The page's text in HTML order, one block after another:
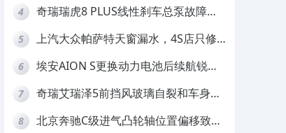
4
奇瑞瑞虎8 PLUS线性刹车总泵故障，
5
上汽大众帕萨特天窗漏水，4S店只修
6
埃安AION S更换动力电池后续航锐
7
奇瑞艾瑞泽5前挡风玻璃自裂和车身多
8
北京奔驰C级进气凸轮轴位置偏移致发